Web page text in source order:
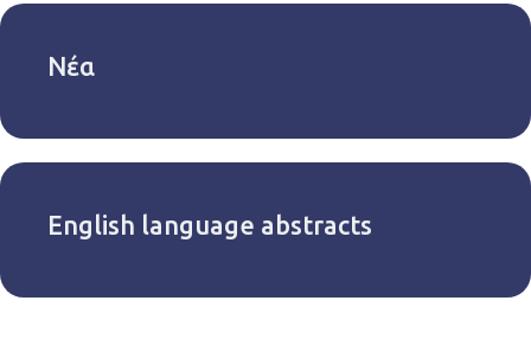
Νέα
English language abstracts